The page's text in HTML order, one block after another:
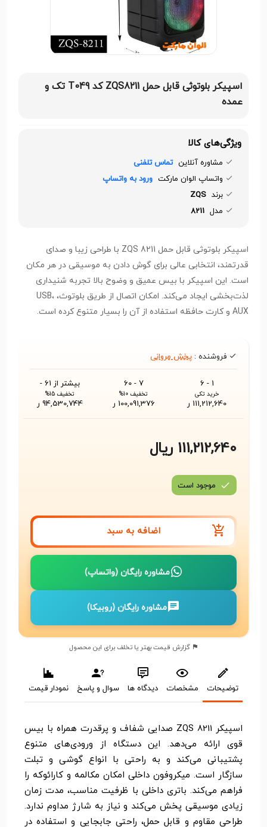
اسپیکر بلوتوثی قابل حمل ZQS8211 کد T049 تک و
عمده
ویژگی‌های کالا
مشاوره آنلاین تماس تلفنی
واتساپ الوان مارکت ورود به واتساپ
برند ZQS
مدل 8211
اسپیکر بلوتوثی قابل حمل ZQS 8211 با طراحی زیبا و صدای
قدرتمند، انتخابی عالی برای گوش دادن به موسیقی در هر مکان
است. این اسپیکر با بیس عمیق و وضوح بالا تجربه شنیداری
لذت‌بخشی ایجاد می‌کند. امکان اتصال از طریق بلوتوث، USB،
AUX و کارت حافظه استفاده از آن را بسیار متنوع کرده است.
خانه، سفر و مهمانی‌ها تبدیل کرده است.
فروشنده :پخش مروانی
1 - 6
خرید تکی
111,212,640 ر
7 - 60
تخفیف 10%
100,091,376 ر
بیشتر از 61 -
تخفیف 15%
94,530,744 ر
111,212,640 ریال
موجود است
اضافه به سبد
مشاوره رایگان (واتساپ)
مشاوره رایگان (روبیکا)
گزارش قیمت بهتر یا تخلف برای این محصول
توضیحات مشخصات دیدگاه ها سوال و پاسخ نمودار قیمت
اسپیکر ZQS 8211 صدایی شفاف و پرقدرت همراه با بیس
قوی ارائه می‌دهد. این دستگاه از ورودی‌های متنوع
پشتیبانی می‌کند و به راحتی با انواع گوشی و تبلت
سازگار است. میکروفون داخلی امکان مکالمه و کارائوکه را
فراهم می‌کند. باتری داخلی با ظرفیت مناسب، مدت زمان
زیادی موسیقی پخش می‌کند و نیاز به شارژ مداوم ندارد.
طراحی مقاوم و قابل حمل، راحتی جابجایی و استفاده در